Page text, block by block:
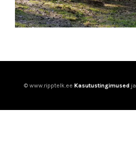
© www.ripptelk.ee Kasutustingimusedja